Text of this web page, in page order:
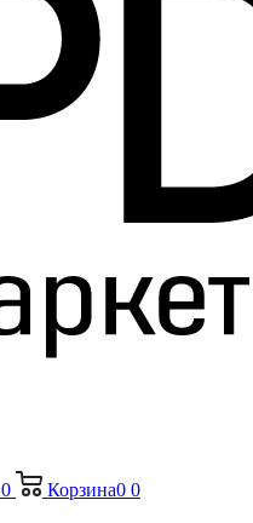
0 Корзина0 0